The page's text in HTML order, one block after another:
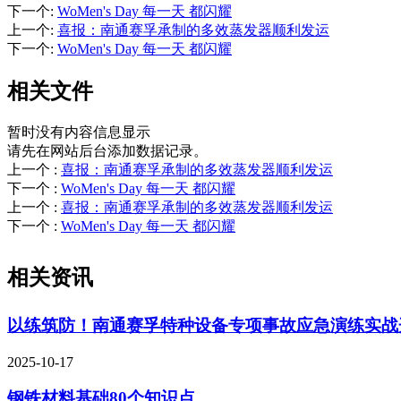
下一个: WoMen's Day 每一天 都闪耀
上一个: 喜报：南通赛孚承制的多效蒸发器顺利发运
下一个: WoMen's Day 每一天 都闪耀
相关文件
暂时没有内容信息显示
请先在网站后台添加数据记录。
上一个 : 喜报：南通赛孚承制的多效蒸发器顺利发运
下一个 : WoMen's Day 每一天 都闪耀
上一个 : 喜报：南通赛孚承制的多效蒸发器顺利发运
下一个 : WoMen's Day 每一天 都闪耀
相关资讯
以练筑防！南通赛孚特种设备专项事故应急演练实
2025-10-17